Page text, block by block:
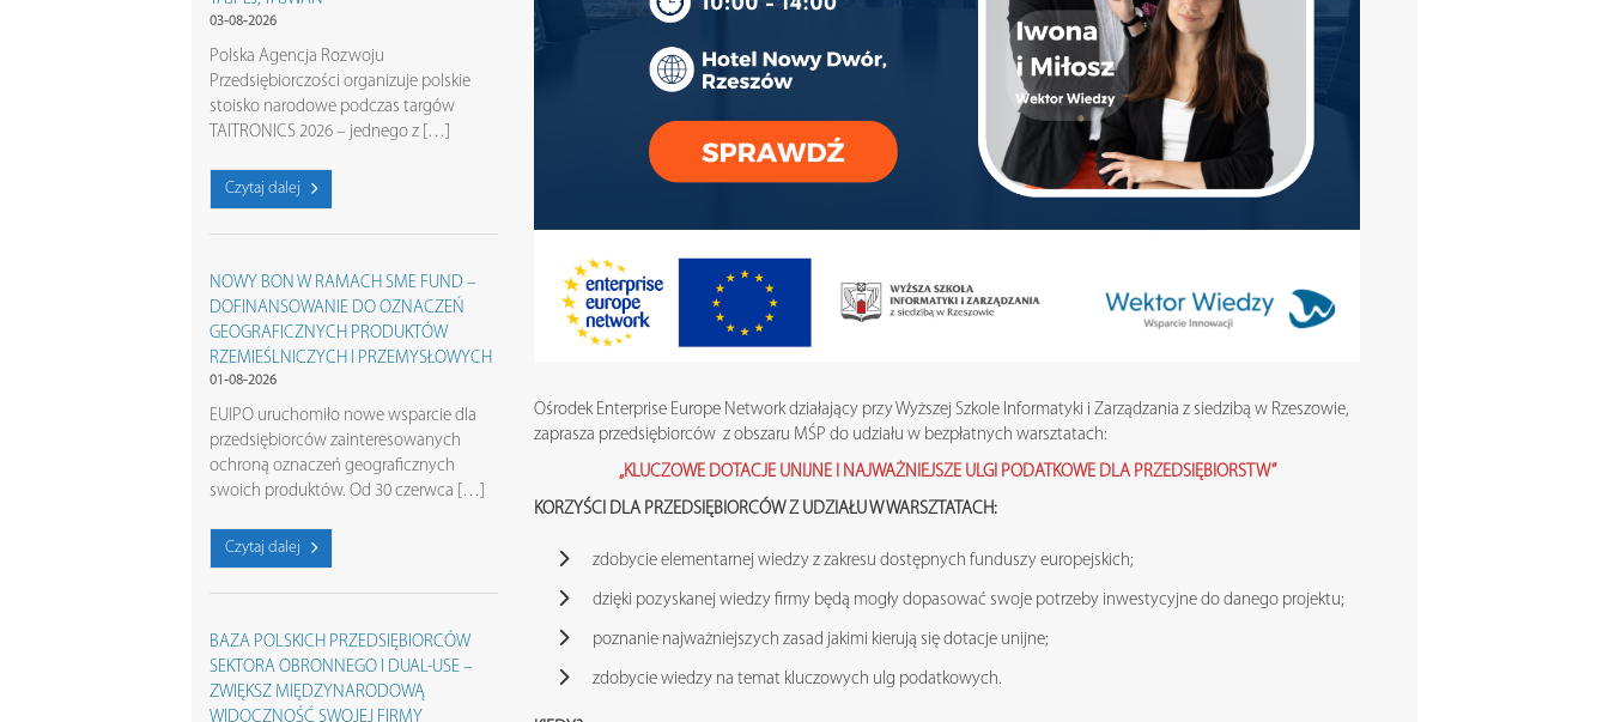
03-08-2026
Polska Agencja Rozwoju
Przedsiębiorczości organizuje polskie
stoisko narodowe podczas targów
TAITRONICS 2026 – jednego z […]
Czytaj dalej
NOWY BON W RAMACH SME FUND –
DOFINANSOWANIE DO OZNACZEŃ
GEOGRAFICZNYCH PRODUKTÓW
RZEMIEŚLNICZYCH I PRZEMYSŁOWYCH
01-08-2026
EUIPO uruchomiło nowe wsparcie dla
przedsiębiorców zainteresowanych
ochroną oznaczeń geograficznych
swoich produktów. Od 30 czerwca […]
Czytaj dalej
BAZA POLSKICH PRZEDSIĘBIORCÓW
SEKTORA OBRONNEGO I DUAL-USE –
ZWIĘKSZ MIĘDZYNARODOWĄ
WIDOCZNOŚĆ SWOJEJ FIRMY
Ośrodek Enterprise Europe Network działający przy Wyższej Szkole Informatyki i Zarządzania z siedzibą w Rzeszowie,
zaprasza przedsiębiorców z obszaru MŚP do udziału w bezpłatnych warsztatach:
„KLUCZOWE DOTACJE UNIJNE I NAJWAŻNIEJSZE ULGI PODATKOWE DLA PRZEDSIĘBIORSTW”
KORZYŚCI DLA PRZEDSIĘBIORCÓW Z UDZIAŁU W WARSZTATACH:
zdobycie elementarnej wiedzy z zakresu dostępnych funduszy europejskich;
dzięki pozyskanej wiedzy firmy będą mogły dopasować swoje potrzeby inwestycyjne do danego projektu;
poznanie najważniejszych zasad jakimi kierują się dotacje unijne;
zdobycie wiedzy na temat kluczowych ulg podatkowych.